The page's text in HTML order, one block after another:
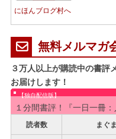
にほんブログ村へ
無料メルマガ
３万人以上が購読中の書評
お届けします！
【独自配信版】
１分間書評！『一日一冊：
読者数 まぐ